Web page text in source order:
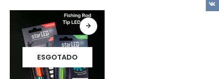
ESGOTADO